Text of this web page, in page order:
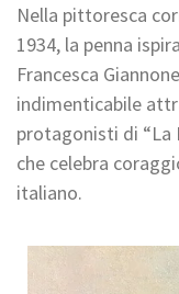
Nella pittoresca
1934, la penna
Francesca
indimenticabile
protagonisti di “La
che celebra
italiano.